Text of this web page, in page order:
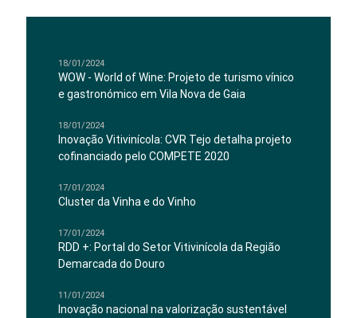
18/01/2024
WOW - World of Wine: Projeto de turismo vínico
e gastronómico em Vila Nova de Gaia
18/01/2024
Inovação Vitivinícola: CVR Tejo detalha projeto
cofinanciado pelo COMPETE 2020
17/01/2024
Cluster da Vinha e do Vinho
17/01/2024
RDD +: Portal do Setor Vitivinícola da Região
Demarcada do Douro
11/01/2024
Inovação nacional na valorização sustentável